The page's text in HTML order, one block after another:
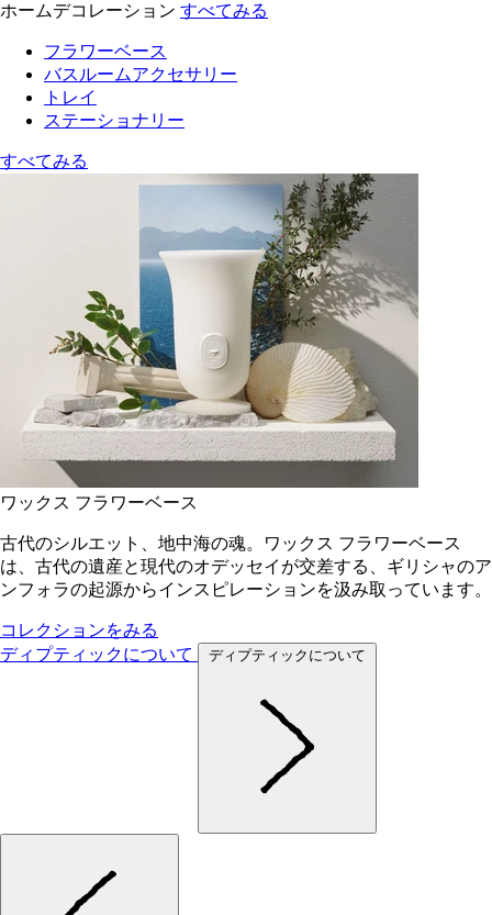
ホームデコレーション すべてみる
フラワーベース
バスルームアクセサリー
トレイ
ステーショナリー
すべてみる
ワックス フラワーベース
古代のシルエット、地中海の魂。ワックス フラワーベース
は、古代の遺産と現代のオデッセイが交差する、ギリシャのア
ンフォラの起源からインスピレーションを汲み取っています。
コレクションをみる
ディプティックについて
ディプティックについて